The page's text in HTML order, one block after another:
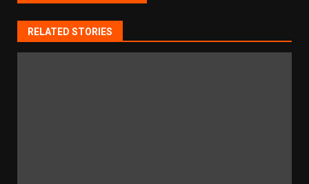
RELATED STORIES